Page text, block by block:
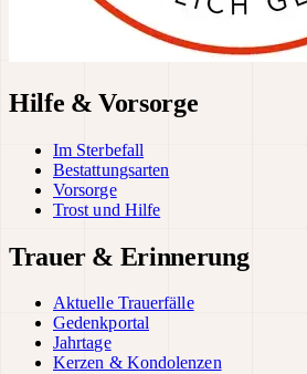
Hilfe & Vorsorge
Im Sterbefall
Bestattungsarten
Vorsorge
Trost und Hilfe
Trauer & Erinnerung
Aktuelle Trauerfälle
Gedenkportal
Jahrtage
Kerzen & Kondolenzen